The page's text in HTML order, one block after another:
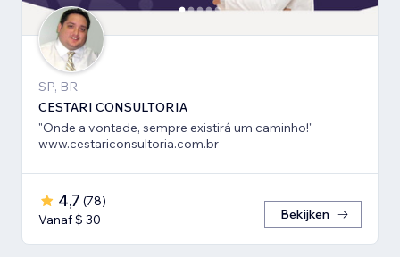
SP, BR
CESTARI CONSULTORIA
"Onde a vontade, sempre existirá um caminho!"
www.cestariconsultoria.com.br
4,7 (78)
Vanaf $ 30
Bekijken